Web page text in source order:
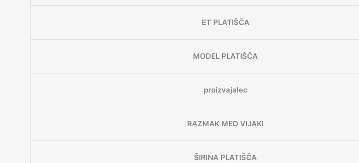
ET PLATIŠČA
MODEL PLATIŠČA
proizvajalec
RAZMAK MED VIJAKI
ŠIRINA PLATIŠČA